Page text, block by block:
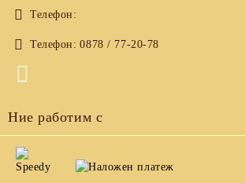
Телефон:
Телефон: 0878 / 77-20-78
Ние работим с